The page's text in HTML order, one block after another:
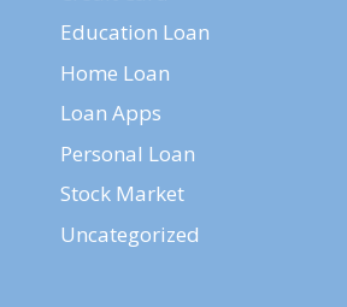
Education Loan
Home Loan
Loan Apps
Personal Loan
Stock Market
Uncategorized